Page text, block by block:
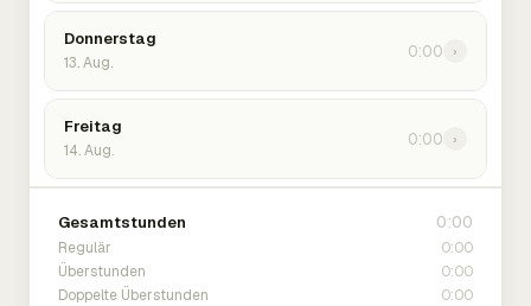
Donnerstag
13. Aug.
0:00 ›
Freitag
14. Aug.
0:00 ›
Gesamtstunden 0:00
Regulär 0:00
Überstunden 0:00
Doppelte Überstunden 0:00